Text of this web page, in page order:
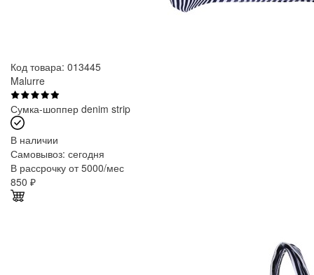
Код товара: 013445
Malurre
Сумка-шоппер denim strip
В наличии
Самовывоз: сегодня
В рассрочку от 5000/мес
850 ₽